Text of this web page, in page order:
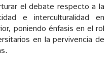
el debate respecto a la
e interculturalidad en
poniendo énfasis en el rol
en la pervivencia de